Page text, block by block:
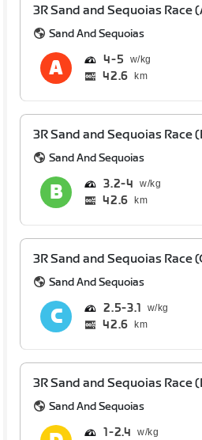
3R Sand and Sequoias Race
Sand And Sequoias
4 5
42.6 km
3R Sand and Sequoias Race
Sand And Sequoias
3.2 4
42.6 km
3R Sand and Sequoias Race
Sand And Sequoias
2.5 3.1
42.6 km
3R Sand and Sequoias Race
Sand And Sequoias
1 2.4